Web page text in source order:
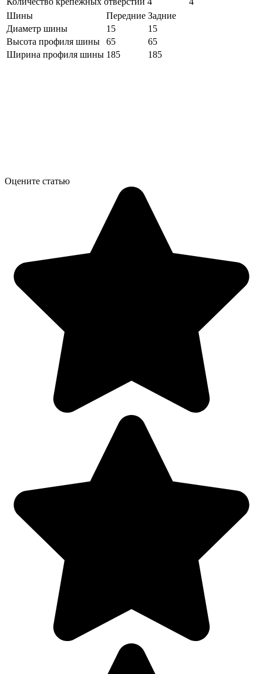
Шины
Передние Задние
Диаметр шины
15
15
Высота профиля шины
65
65
Ширина профиля шины 185 185
Оцените статью